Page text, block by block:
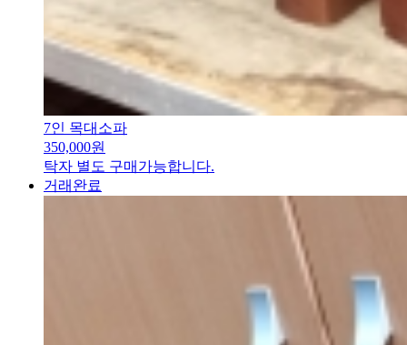
7인 목대소파
350,000원
탁자 별도 구매가능합니다.
거래완료